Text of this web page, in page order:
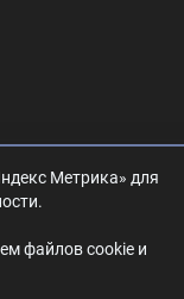
Метрика» для
файлов cookie и